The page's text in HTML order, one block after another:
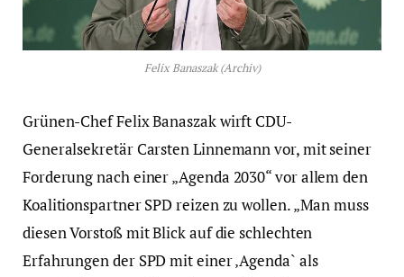
Felix Banaszak (Archiv)
Grünen-Chef Felix Banaszak wirft CDU-
Generalsekretär Carsten Linnemann vor, mit seiner
Forderung nach einer „Agenda 2030“ vor allem den
Koalitionspartner SPD reizen zu wollen. „Man muss
diesen Vorstoß mit Blick auf die schlechten
Erfahrungen der SPD mit einer ‚Agenda` als